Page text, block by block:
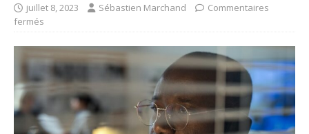
juillet 8, 2023 Sébastien Marchand
Commentaires
fermés